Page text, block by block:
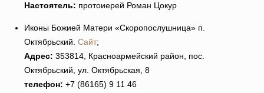
Настоятель: протоиерей Роман Цокур
Иконы Божией Матери «Скоропослушница» п.
Октябрьский. Сайт;
Адрес: 353814, Красноармейский район, пос.
Октябрьский, ул. Октябрьская, 8
телефон: +7 (86165) 9 11 46